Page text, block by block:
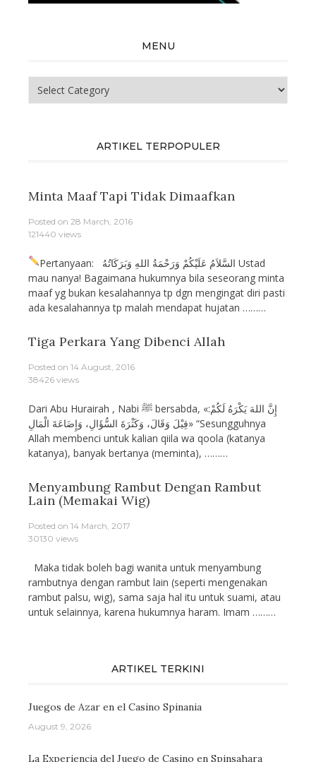
MENU
Menu
ARTIKEL TERPOPULER
Minta Maaf Tapi Tidak Dimaafkan
Posted on 28 March, 2016
121440 views
Pertanyaan: السَّلاَمُ عَلَيْكُمْ وَرَحْمَةُ اللهِ وَبَرَكَاتُهُ Ustad
mau nanya! Bagaimana hukumnya bila seseorang minta
maaf yg bukan kesalahannya tp dgn mengingat diri pasti
ada kesalahannya tp malah mendapat hujatan ………
Tiga Perkara Yang Dibenci Allah
Posted on 14 August, 2016
38426 views
Dari Abu Hurairah , Nabi ﷺ bersabda, «إِنَّ اللهَ يَكْرَهُ لَكُمْ:
قِيْلَ وَقَالَ، وَكَثْرَةَ السُّؤَالِ، وَإِضَاعَةَ الْمَالِ» “Sesungguhnya
Allah membenci untuk kalian qiila wa qoola (katanya
katanya), banyak bertanya (meminta), ………
Menyambung Rambut Dengan Rambut
Lain (Memakai Wig)
Posted on 14 March, 2017
30130 views
Maka tidak boleh bagi wanita untuk menyambung
rambutnya dengan rambut lain (seperti mengenakan
rambut palsu, wig), sama saja hal itu untuk suami, atau
untuk selainnya, karena hukumnya haram. Imam ………
ARTIKEL TERKINI
Juegos de Azar en el Casino Spinania
August 9, 2026
La Experiencia del Juego de Casino en Spinsahara